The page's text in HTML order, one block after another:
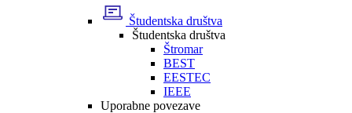
Študentska društva
Študentska društva
Štromar
BEST
EESTEC
IEEE
Uporabne povezave